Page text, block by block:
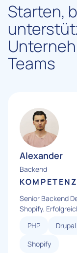
Starten,
Teams
Alexander
Backend
KOMPETENZ
Senior Backend
Shopify.
PHP
Drupal
Shopify